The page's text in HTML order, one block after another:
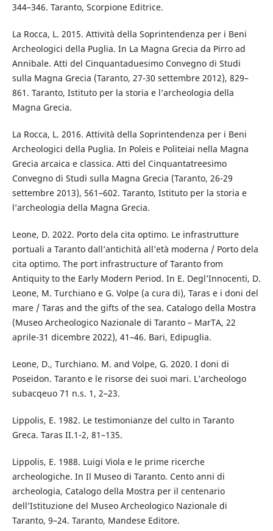
344–346. Taranto, Scorpione Editrice.
La Rocca, L. 2015. Attività della Soprintendenza per i Beni
Archeologici della Puglia. In La Magna Grecia da Pirro ad
Annibale. Atti del Cinquantaduesimo Convegno di Studi
sulla Magna Grecia (Taranto, 27-30 settembre 2012), 829–
861. Taranto, Istituto per la storia e l’archeologia della
Magna Grecia.
La Rocca, L. 2016. Attività della Soprintendenza per i Beni
Archeologici della Puglia. In Poleis e Politeiai nella Magna
Grecia arcaica e classica. Atti del Cinquantatreesimo
Convegno di Studi sulla Magna Grecia (Taranto, 26-29
settembre 2013), 561–602. Taranto, Istituto per la storia e
l’archeologia della Magna Grecia.
Leone, D. 2022. Porto dela cita optimo. Le infrastrutture
portuali a Taranto dall’antichità all’età moderna / Porto dela
cita optimo. The port infrastructure of Taranto from
Antiquity to the Early Modern Period. In E. Degl’Innocenti, D.
Leone, M. Turchiano e G. Volpe (a cura di), Taras e i doni del
mare / Taras and the gifts of the sea. Catalogo della Mostra
(Museo Archeologico Nazionale di Taranto – MarTA, 22
aprile-31 dicembre 2022), 41–46. Bari, Edipuglia.
Leone, D., Turchiano. M. and Volpe, G. 2020. I doni di
Poseidon. Taranto e le risorse dei suoi mari. L’archeologo
subacqeuo 71 n.s. 1, 2–23.
Lippolis, E. 1982. Le testimonianze del culto in Taranto
Greca. Taras II.1-2, 81–135.
Lippolis, E. 1988. Luigi Viola e le prime ricerche
archeologiche. In Il Museo di Taranto. Cento anni di
archeologia, Catalogo della Mostra per il centenario
dell’Istituzione del Museo Archeologico Nazionale di
Taranto, 9–24. Taranto, Mandese Editore.